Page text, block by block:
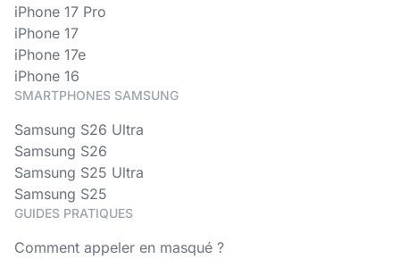
iPhone 17 Pro
iPhone 17
iPhone 17e
iPhone 16
SMARTPHONES SAMSUNG
Samsung S26 Ultra
Samsung S26
Samsung S25 Ultra
Samsung S25
GUIDES PRATIQUES
Comment appeler en masqué ?